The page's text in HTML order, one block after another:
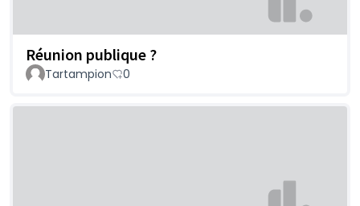
Réunion publique ?
Tartampion 0